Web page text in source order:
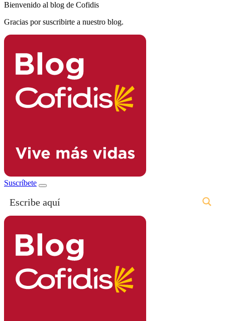
Bienvenido al blog de Cofidis
Gracias por suscribirte a nuestro blog.
Suscríbete